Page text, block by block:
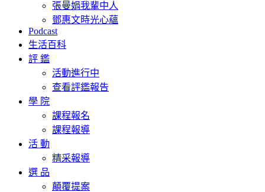
張曼娟我輩中人
鄧惠文時光心蘊
Podcast
生活百科
評 鑑
活動進行中
查看評鑑報告
學 院
課程報名
課程報導
活 動
精采報導
選 品
顛覆提案